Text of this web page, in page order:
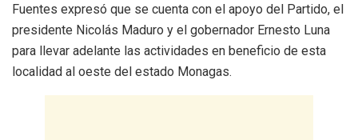
Fuentes expresó que se cuenta con el apoyo del Partido, el
presidente Nicolás Maduro y el gobernador Ernesto Luna
para llevar adelante las actividades en beneficio de esta
localidad al oeste del estado Monagas.